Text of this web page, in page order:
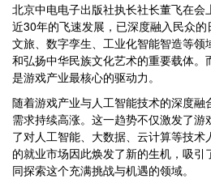
北京中电电子出版社执长社长董飞在
近30年的飞速发展，已深度融入民众
文旅、数字孪生、工业化智能智造等
和弘扬中华民族文化艺术的重要载体。
是游戏产业最核心的驱动力。
随着游戏产业与人工智能技术的深度融
需求持续高涨。这一趋势不仅激发了
了对人工智能、大数据、云计算等技
的就业市场因此焕发了新的生机，吸
同探索这个充满挑战与机遇的领域。